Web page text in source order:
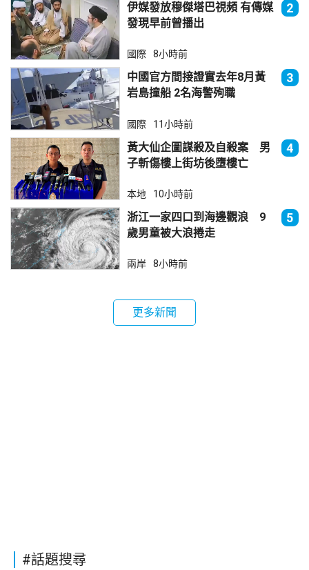
伊媒發放穆傑塔巴視頻 有傳媒
發現早前曾播出
2
國際 8小時前
中國官方間接證實去年8月黃
岩島撞船 2名海警殉職
3
國際 11小時前
黃大仙企圖謀殺及自殺案 男
子斬傷樓上街坊後墮樓亡
4
本地 10小時前
浙江一家四口到海邊觀浪 9
歲男童被大浪捲走
5
兩岸 8小時前
更多新聞
#話題搜尋